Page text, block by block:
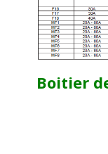
Boitier